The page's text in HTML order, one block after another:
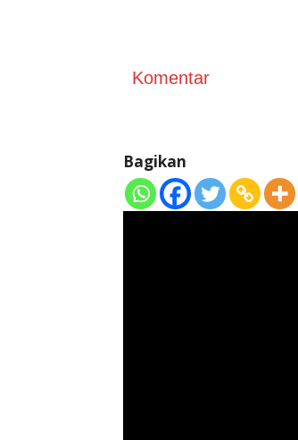
Komentar
Bagikan